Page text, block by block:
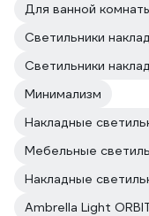
Для ванной
Светильники
Светильники
Минимализм
Накладные
Мебельные
Накладные
Ambrella Light